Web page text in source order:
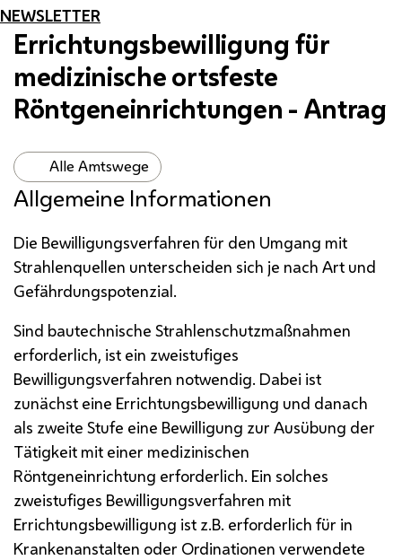
NEWSLETTER
Errichtungsbewilligung für
medizinische ortsfeste
Röntgeneinrichtungen - Antrag
Alle Amtswege
Allgemeine Informationen
Die Bewilligungsverfahren für den Umgang mit
Strahlenquellen unterscheiden sich je nach Art und
Gefährdungspotenzial.
Sind bautechnische Strahlenschutzmaßnahmen
erforderlich, ist ein zweistufiges
Bewilligungsverfahren notwendig. Dabei ist
zunächst eine Errichtungsbewilligung und danach
als zweite Stufe eine Bewilligung zur Ausübung der
Tätigkeit mit einer medizinischen
Röntgeneinrichtung erforderlich. Ein solches
zweistufiges Bewilligungsverfahren mit
Errichtungsbewilligung ist z.B. erforderlich für in
Krankenanstalten oder Ordinationen verwendete